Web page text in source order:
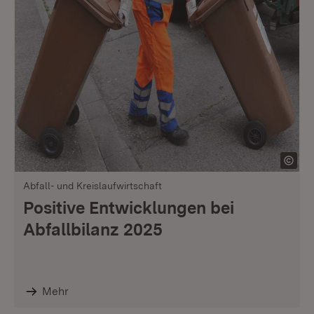
Abfall- und Kreislaufwirtschaft
Positive Entwicklungen bei
Abfallbilanz 2025
Mehr